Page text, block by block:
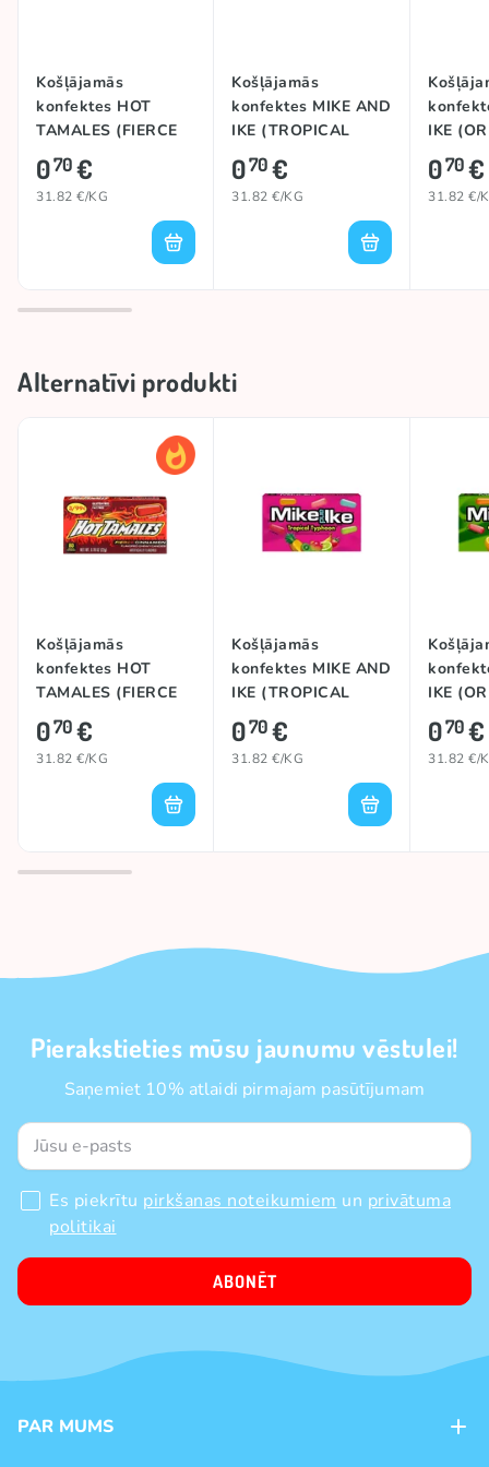
Košļājamās
konfektes HOT
TAMALES (FIERCE
CINNAMON), 22g
070€
31.82 €/KG
Košļājamās
konfektes MIKE AND
IKE (TROPICAL
TYPHOON), 22g
070€
31.82 €/KG
IKE
070€
31.82 €/
Alternatīvi produkti
Košļājamās
konfektes HOT
TAMALES (FIERCE
CINNAMON), 22g
070€
31.82 €/KG
Košļājamās
konfektes MIKE AND
IKE (TROPICAL
TYPHOON), 22g
070€
31.82 €/KG
IKE
070€
31.82 €/
Pierakstieties mūsu jaunumu vēstulei!
Saņemiet 10% atlaidi pirmajam pasūtījumam
Es piekrītu pirkšanas noteikumiem un privātuma
politikai
ABONĒT
PAR MUMS